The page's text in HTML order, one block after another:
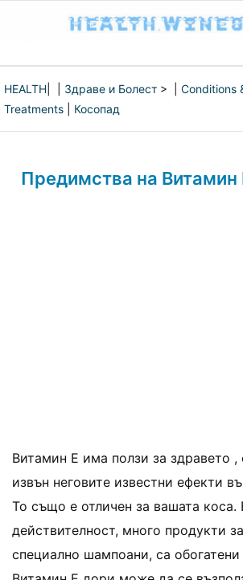
HEALTH Здраве и Болест > | Conditions
Treatments
Косопад
Предимства на Витамин
Витамин E има ползи за здравето ,
извън неговите известни ефекти
То също е отличен за вашата коса.
действителност, много продукти
специално шампоани, са